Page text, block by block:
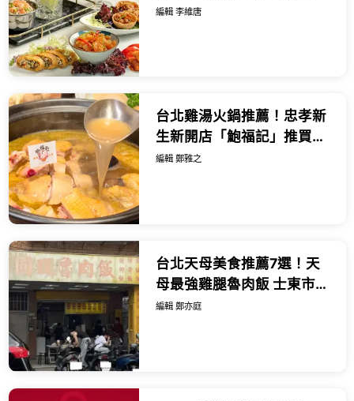
傳承43年經典烤方極致消
編輯 李維唐
台北雞湯火鍋推薦！忠孝新
生新開店「鮑福記」推買一
送一，一鍋四吃超過癮。
編輯 鄭雅之
台北天母美食推薦7選！天
母最強雞腿魯肉飯 士東市場
米粉湯，天母美食必吃清
編輯 鄭亦庭